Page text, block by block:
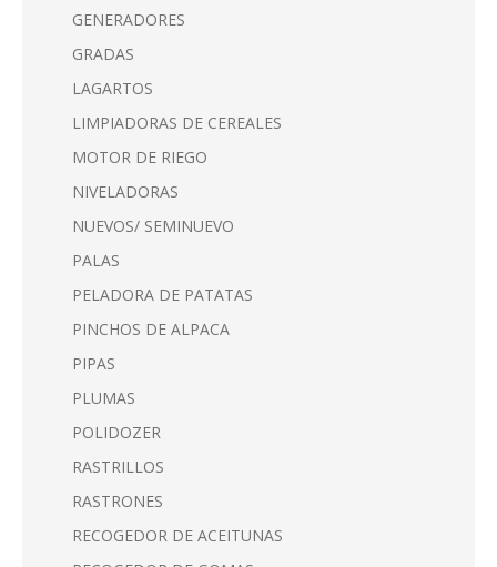
GENERADORES
GRADAS
LAGARTOS
LIMPIADORAS DE CEREALES
MOTOR DE RIEGO
NIVELADORAS
NUEVOS/ SEMINUEVO
PALAS
PELADORA DE PATATAS
PINCHOS DE ALPACA
PIPAS
PLUMAS
POLIDOZER
RASTRILLOS
RASTRONES
RECOGEDOR DE ACEITUNAS